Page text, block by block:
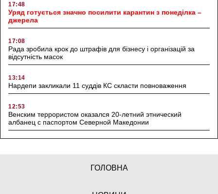
17:48
Уряд готується значно посилити карантин з понеділка –
джерела
17:08
Рада зробила крок до штрафів для бізнесу і організацій за
відсутність масок
13:14
Нардепи закликали 11 суддів КС скласти повноваження
12:53
Венским террористом оказался 20-летний этнический
албанец с паспортом Северной Македонии
ГОЛОВНА